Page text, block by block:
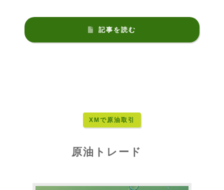
記事を読む
XMで原油取引
原油トレード